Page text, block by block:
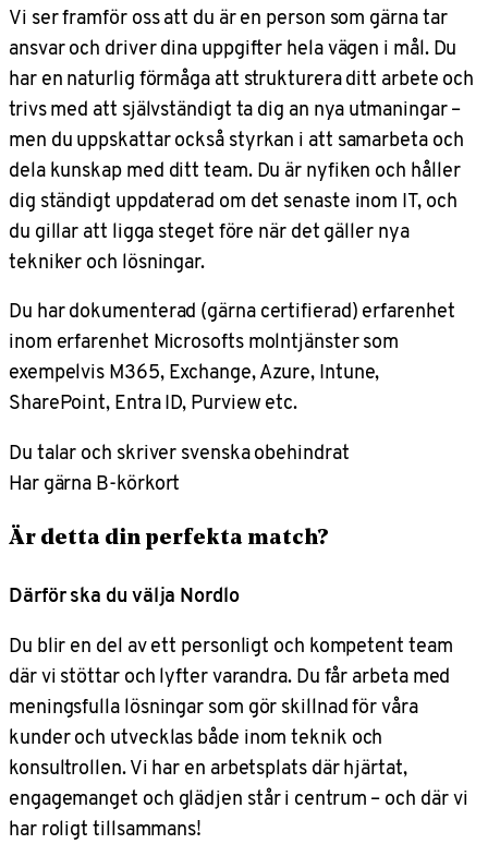
Vi ser framför oss att du är en person som gärna tar
ansvar och driver dina uppgifter hela vägen i mål. Du
har en naturlig förmåga att strukturera ditt arbete och
trivs med att självständigt ta dig an nya utmaningar –
men du uppskattar också styrkan i att samarbeta och
dela kunskap med ditt team. Du är nyfiken och håller
dig ständigt uppdaterad om det senaste inom IT, och
du gillar att ligga steget före när det gäller nya
tekniker och lösningar.
Du har dokumenterad (gärna certifierad) erfarenhet
inom erfarenhet Microsofts molntjänster som
exempelvis M365, Exchange, Azure, Intune,
SharePoint, Entra ID, Purview etc.
Du talar och skriver svenska obehindrat
Har gärna B-körkort
Är detta din perfekta match?
Därför ska du välja Nordlo
Du blir en del av ett personligt och kompetent team
där vi stöttar och lyfter varandra. Du får arbeta med
meningsfulla lösningar som gör skillnad för våra
kunder och utvecklas både inom teknik och
konsultrollen. Vi har en arbetsplats där hjärtat,
engagemanget och glädjen står i centrum – och där vi
har roligt tillsammans!